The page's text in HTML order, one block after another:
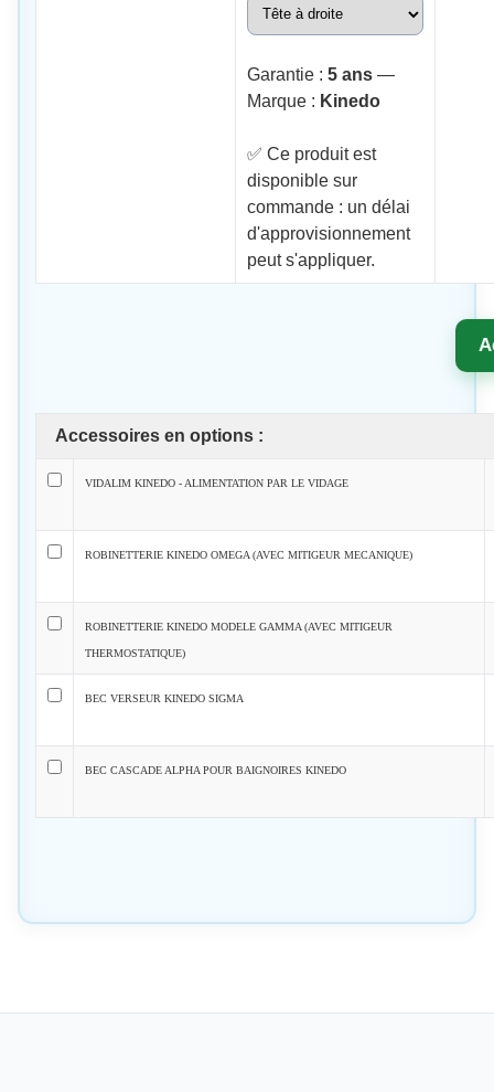
Garantie : 5 ans—
Marque : Kinedo
✅ Ce produit est
disponible sur
commande : un délai
d'approvisionnement
peut s'appliquer.
Accessoires en options :
VIDALIM KINEDO - ALIMENTATION PAR LE VIDAGE
ROBINETTERIE KINEDO OMEGA (AVEC MITIGEUR MECANIQUE)
ROBINETTERIE KINEDO MODELE GAMMA (AVEC MITIGEUR
THERMOSTATIQUE)
BEC VERSEUR KINEDO SIGMA
BEC CASCADE ALPHA POUR BAIGNOIRES KINEDO